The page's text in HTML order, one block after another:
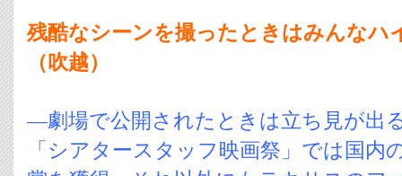
残酷なシーンを撮ったときはみんなハ
（吹越）
―劇場で公開されたときは立ち見が出
「シアタースタッフ映画祭」では国内